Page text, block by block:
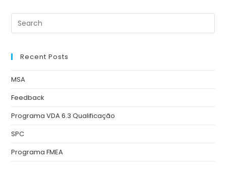
Recent Posts
MSA
Feedback
Programa VDA 6.3 Qualificação
SPC
Programa FMEA